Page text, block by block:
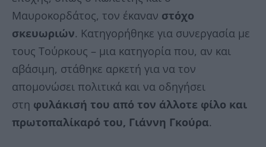
Μαυροκορδάτος, τον έκαναν στόχο
σκευωριών. Κατηγορήθηκε για συνεργασία με
τους Τούρκους – μια κατηγορία που, αν και
αβάσιμη, στάθηκε αρκετή για να τον
απομονώσει πολιτικά και να οδηγήσει
στη φυλάκισή του από τον άλλοτε φίλο και
πρωτοπαλίκαρό του, Γιάννη Γκούρα.